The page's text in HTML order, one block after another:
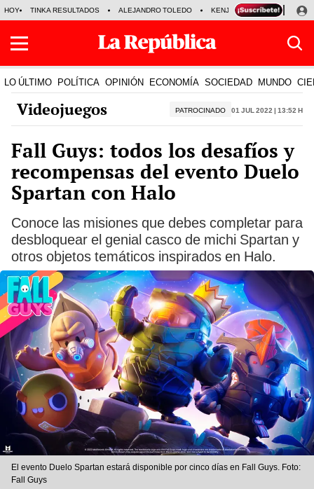
HOY TINKA RESULTADOS ALEJANDRO TOLEDO KENJI FUJIMORI
LO ÚLTIMO POLÍTICA OPINIÓN ECONOMÍA SOCIEDAD MUNDO
Videojuegos PATROCINADO 01 Jul 2022 | 13:52 h
Fall Guys: todos los desafíos y
recompensas del evento Duelo
Spartan con Halo
Conoce las misiones que debes completar para
desbloquear el genial casco de michi Spartan y
otros objetos temáticos inspirados en Halo.
El evento Duelo Spartan estará disponible por cinco días en Fall Guys. Foto:
Fall Guys